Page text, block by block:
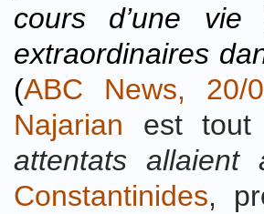
cours d’une
extraordinaires
(ABC News, 20/
Najarian est
attentats allaient
Constantinides,